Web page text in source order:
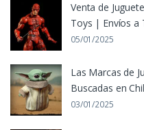
Venta de
Toys | Envíos a
05/01/2025
Las Marcas de
Buscadas en
03/01/2025